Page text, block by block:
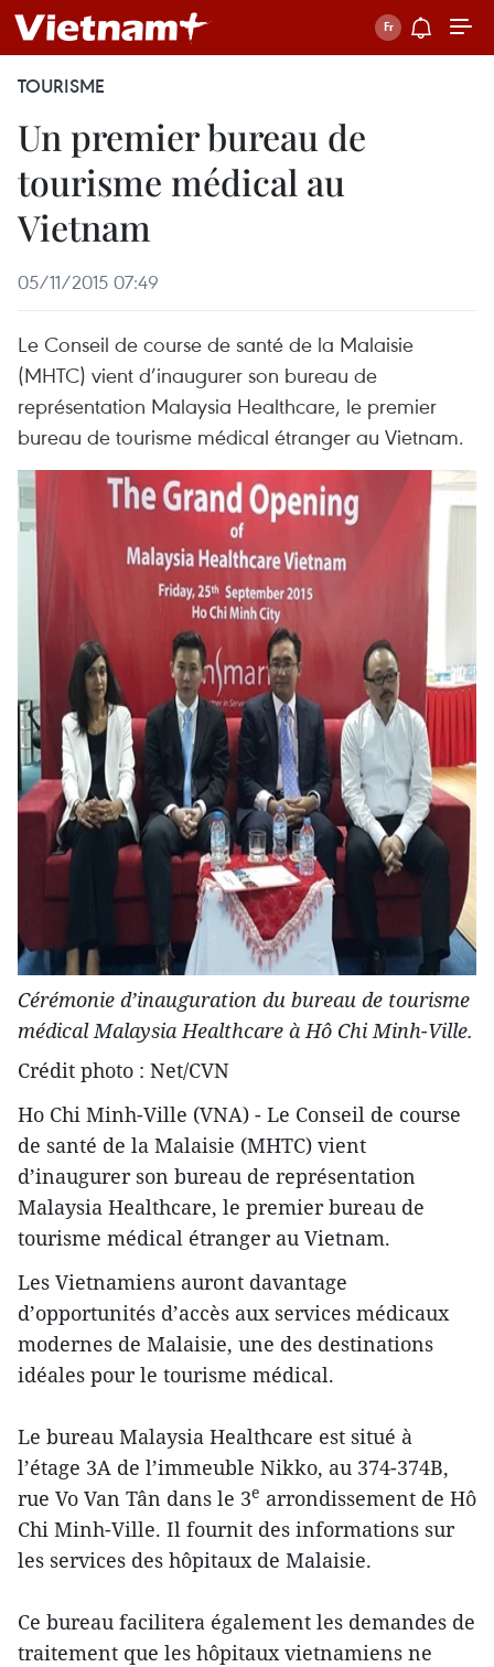
TOURISME
Un premier bureau de
tourisme médical au
Vietnam
05/11/2015 07:49
Le Conseil de course de santé de la Malaisie
(MHTC) vient d’inaugurer son bureau de
représentation Malaysia Healthcare, le premier
bureau de tourisme médical étranger au Vietnam.
Cérémonie d’inauguration du bureau de tourisme
médical Malaysia Healthcare à Hô Chi Minh-Ville.
Crédit photo : Net/CVN
Ho Chi Minh-Ville (VNA) - Le Conseil de course
de santé de la Malaisie (MHTC) vient
d’inaugurer son bureau de représentation
Malaysia Healthcare, le premier bureau de
tourisme médical étranger au Vietnam.
Les Vietnamiens auront davantage
d’opportunités d’accès aux services médicaux
modernes de Malaisie, une des destinations
idéales pour le tourisme médical.
Le bureau Malaysia Healthcare est situé à
l’étage 3A de l’immeuble Nikko, au 374-374B,
rue Vo Van Tân dans le 3e arrondissement de Hô
Chi Minh-Ville. Il fournit des informations sur
les services des hôpitaux de Malaisie.
Ce bureau facilitera également les demandes de
traitement que les hôpitaux vietnamiens ne